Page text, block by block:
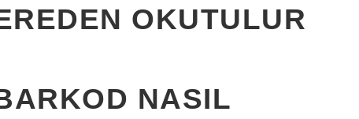
OKUTULUR
NASIL